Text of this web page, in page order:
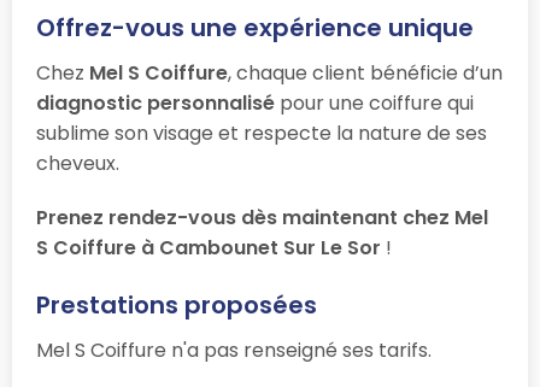
Offrez-vous une expérience unique
Chez Mel S Coiffure, chaque client bénéficie d’un
diagnostic personnalisé pour une coiffure qui
sublime son visage et respecte la nature de ses
cheveux.
Prenez rendez-vous dès maintenant chez Mel
S Coiffure à Cambounet Sur Le Sor !
Prestations proposées
Mel S Coiffure n'a pas renseigné ses tarifs.